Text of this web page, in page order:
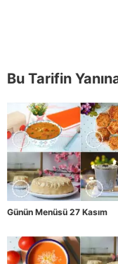
Bu Tarifin
Günün Menüsü 27 Kasım